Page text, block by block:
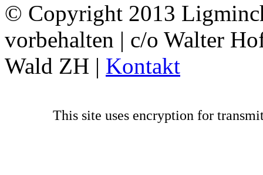
© Copyright 2013
vorbehalten | c/o Walter
Wald ZH | Kontakt
This site uses encryption for